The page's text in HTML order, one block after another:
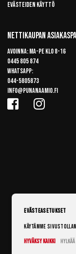
Evästeiden käyttö
Nettikaupan
Avoinna: Ma-pe klo 8-16
0445 805 874
Whatsapp:
044-5805873
info@punanaamio.fi
Evästeasetukset
Käytämme
Hyväksy kaikki
Hylkää